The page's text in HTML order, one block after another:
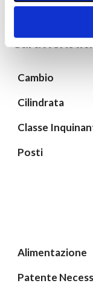
raccolto dal tuo
Cambio
Cilindrata
Classe
Posti
Alimentazione
Patente